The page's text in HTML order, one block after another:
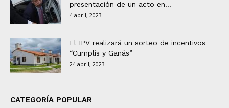
presentación de un acto en...
4 abril, 2023
El IPV realizará un sorteo de incentivos
“Cumplís y Ganás”
24 abril, 2023
CATEGORÍA POPULAR